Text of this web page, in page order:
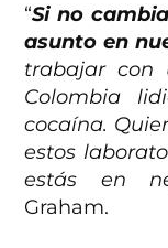
“Si no
asunto en
trabajar con
Colombia
cocaína.
estos
estás en
Graham.